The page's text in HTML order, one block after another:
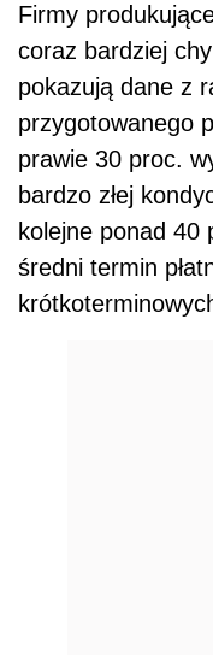
Firmy
coraz bardziej
pokazują dane z
przygotowanego
prawie 30 proc.
bardzo złej
kolejne ponad 40
średni termin